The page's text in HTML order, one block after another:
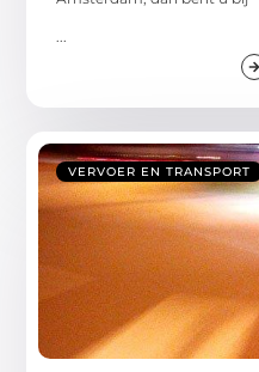
VERVOER EN TRANSPORT